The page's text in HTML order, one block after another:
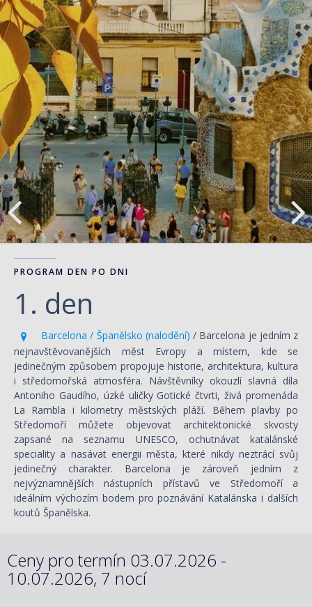
PROGRAM DEN PO DNI
1. den
Barcelona / Španělsko (nalodění)/ Barcelona je jedním z
nejnavštěvovanějších měst Evropy a místem, kde se
jedinečným způsobem propojuje historie, architektura, kultura
i středomořská atmosféra. Návštěvníky okouzlí slavná díla
Antoniho Gaudího, úzké uličky Gotické čtvrti, živá promenáda
La Rambla i kilometry městských pláží. Během plavby po
Středomoří můžete objevovat architektonické skvosty
zapsané na seznamu UNESCO, ochutnávat katalánské
speciality a nasávat energii města, které nikdy neztrácí svůj
jedinečný charakter. Barcelona je zároveň jedním z
nejvýznamnějších nástupních přístavů ve Středomoří a
ideálním výchozím bodem pro poznávání Katalánska i dalších
koutů Španělska.
Ceny pro termín 03.07.2026 -
10.07.2026, 7 nocí